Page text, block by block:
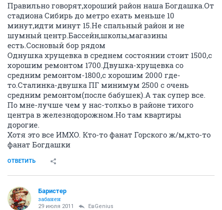
Правильно говорят,хороший район наша Богдашка.От
стадиона Сибирь до метро ехать меньше 10
минут,идти минут 15.Не спальный район и не
шумный центр.Бассейн,школы,магазины
есть.Сосновый бор рядом
Однушка хрущевка в среднем состоянии стоит 1500,с
хорошим ремонтом 1700.Двушка-хрущевка со
средним ремонтом-1800,с хорошим 2000 где-
то.Сталинка-двушка ПГ минимум 2500 с очень
средним ремонтом(после бабушек).А так супер все.
По мне-лучше чем у нас-толкьо в районе тихого
центра в железнодорожном.Но там квартиры
дорогие.
Хотя это все ИМХО. Кто-то фанат Горского ж/м,кто-то
фанат Богдашки
ОТВЕТИТЬ
Баристер
забанен
29 июля 2011 ЕвGenius